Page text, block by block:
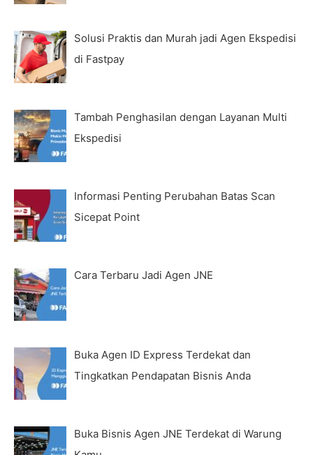
Solusi Praktis dan Murah jadi Agen Ekspedisi
di Fastpay
Tambah Penghasilan dengan Layanan Multi
Ekspedisi
Informasi Penting Perubahan Batas Scan
Sicepat Point
Cara Terbaru Jadi Agen JNE
Buka Agen ID Express Terdekat dan
Tingkatkan Pendapatan Bisnis Anda
Buka Bisnis Agen JNE Terdekat di Warung